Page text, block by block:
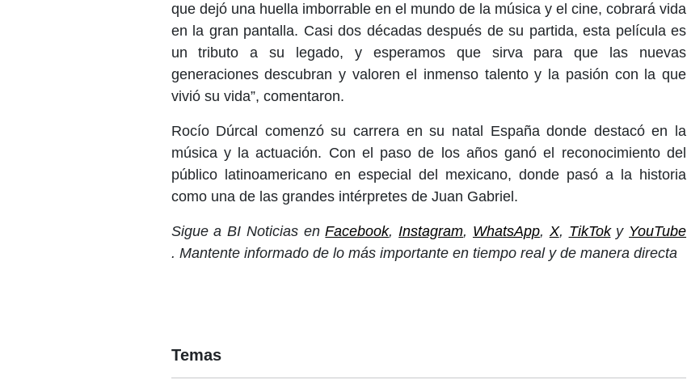
que dejó una huella imborrable en el mundo de la música y el cine, cobrará vida
en la gran pantalla. Casi dos décadas después de su partida, esta película es
un tributo a su legado, y esperamos que sirva para que las nuevas
generaciones descubran y valoren el inmenso talento y la pasión con la que
vivió su vida”, comentaron.
Rocío Dúrcal comenzó su carrera en su natal España donde destacó en la
música y la actuación. Con el paso de los años ganó el reconocimiento del
público latinoamericano en especial del mexicano, donde pasó a la historia
como una de las grandes intérpretes de Juan Gabriel.
Sigue a BI Noticias enFacebook,Instagram, WhatsApp, X, TikToky YouTube
. Mantente informado de lo más importante en tiempo real y de manera directa
Temas